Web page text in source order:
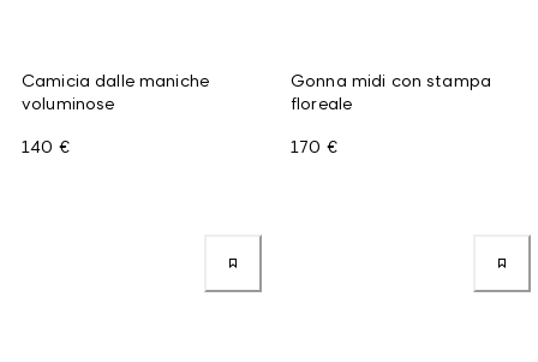
Camicia dalle maniche
voluminose
140 €
Gonna midi con stampa
floreale
170 €